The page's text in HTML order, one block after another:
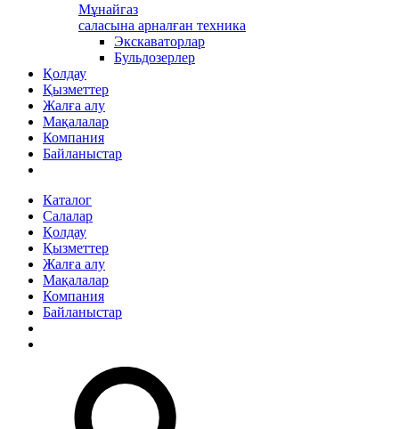
Мұнайгаз
саласына арналған техника
Экскаваторлар
Бульдозерлер
Қолдау
Қызметтер
Жалға алу
Мақалалар
Компания
Байланыстар
Каталог
Салалар
Қолдау
Қызметтер
Жалға алу
Мақалалар
Компания
Байланыстар